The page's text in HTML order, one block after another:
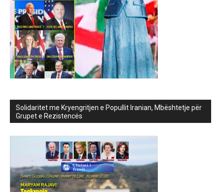
Solidaritet me Kryengritjen e Popullit Iranian, Mbështetje për
Grupet e Rezistencës